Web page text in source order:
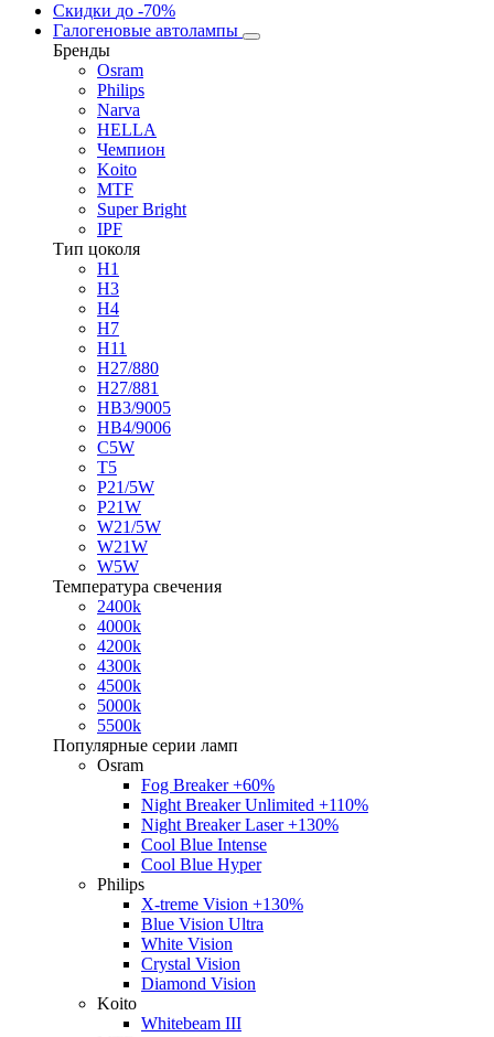
Скидки до -70%
Галогеновые автолампы
Бренды
Osram
Philips
Narva
HELLA
Чемпион
Koito
MTF
Super Bright
IPF
Тип цоколя
H1
H3
H4
H7
H11
H27/880
H27/881
HB3/9005
HB4/9006
C5W
T5
P21/5W
P21W
W21/5W
W21W
W5W
Температура свечения
2400k
4000k
4200k
4300k
4500k
5000k
5500k
Популярные серии ламп
Osram
Fog Breaker +60%
Night Breaker Unlimited +110%
Night Breaker Laser +130%
Cool Blue Intense
Cool Blue Hyper
Philips
X-treme Vision +130%
Blue Vision Ultra
White Vision
Crystal Vision
Diamond Vision
Koito
Whitebeam III